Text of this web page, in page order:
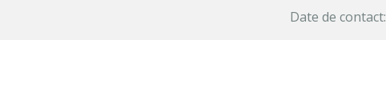
Date de contact: